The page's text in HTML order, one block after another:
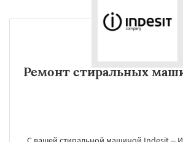
Ремонт стиральных